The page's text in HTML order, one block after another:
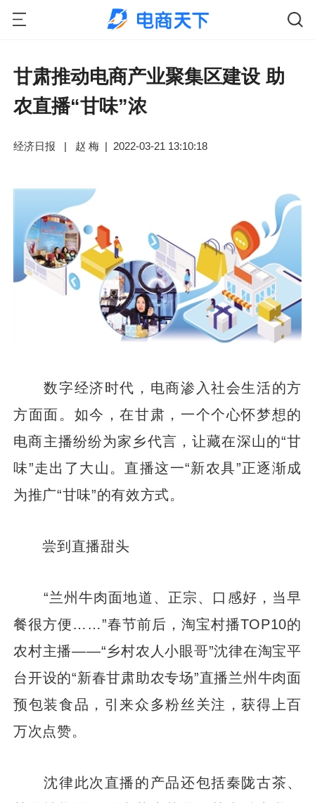
甘肃推动电商产业聚集区建设 助
农直播“甘味”浓
经济日报 | 赵 梅 | 2022-03-21 13:10:18
数字经济时代，电商渗入社会生活的方
方面面。如今，在甘肃，一个个心怀梦想的
电商主播纷纷为家乡代言，让藏在深山的“甘
味”走出了大山。直播这一“新农具”正逐渐成
为推广“甘味”的有效方式。
尝到直播甜头
“兰州牛肉面地道、正宗、口感好，当早
餐很方便……”春节前后，淘宝村播TOP10的
农村主播——“乡村农人小眼哥”沈律在淘宝平
台开设的“新春甘肃助农专场”直播兰州牛肉面
预包装食品，引来众多粉丝关注，获得上百
万次点赞。
沈律此次直播的产品还包括秦陇古茶、